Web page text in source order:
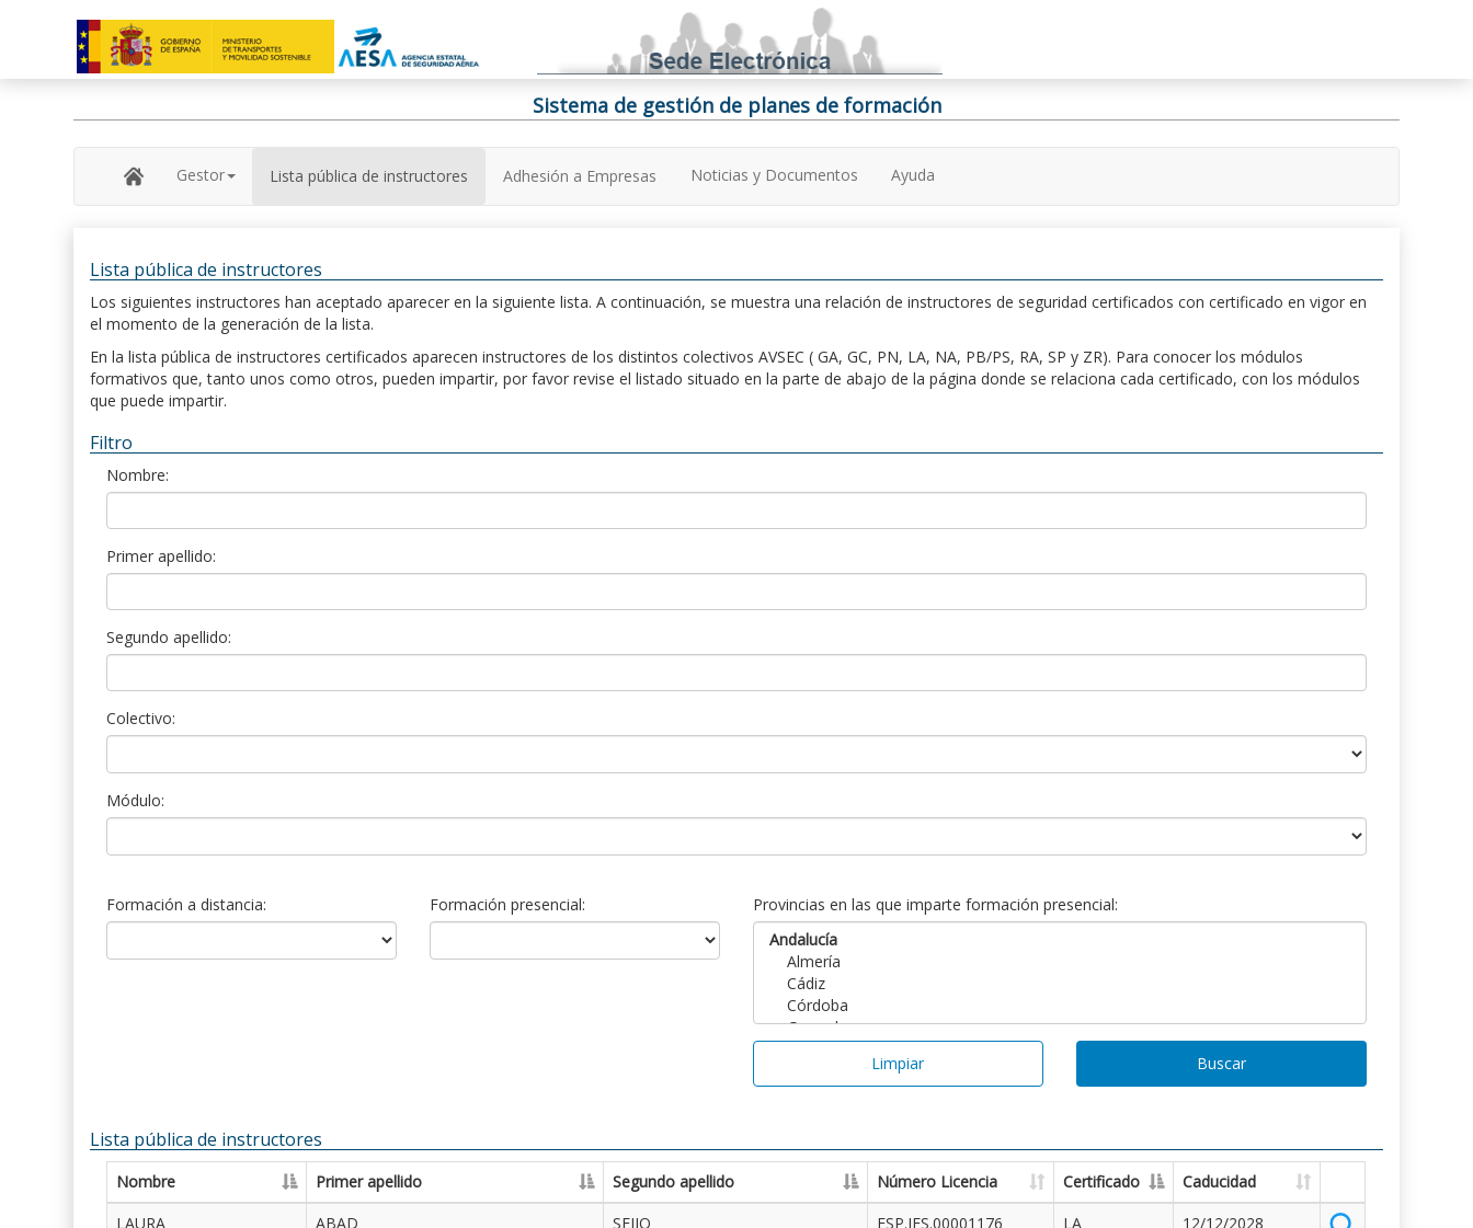
Sistema de gestión de planes de formación
Gestor Lista pública de instructores Adhesión a Empresas Noticias y Documentos Ayuda
Lista pública de instructores
Los siguientes instructores han aceptado aparecer en la siguiente lista. A continuación, se muestra una relación de instructores de seguridad certificados con certificado en vigor en
el momento de la generación de la lista.
En la lista pública de instructores certificados aparecen instructores de los distintos colectivos AVSEC ( GA, GC, PN, LA, NA, PB/PS, RA, SP y ZR). Para conocer los módulos
formativos que, tanto unos como otros, pueden impartir, por favor revise el listado situado en la parte de abajo de la página donde se relaciona cada certificado, con los módulos
que puede impartir.
Filtro
Nombre:
Primer apellido:
Segundo apellido:
Colectivo:
Módulo:
Formación a distancia: Formación presencial: Provincias en las que imparte formación presencial:
Limpiar Buscar
Lista pública de instructores
Nombre Primer apellido Segundo apellido Número Licencia Certificado
Caducidad
LAURA
ABAD SEIJO ESP.IFS.00001176 LA 12/12/2028